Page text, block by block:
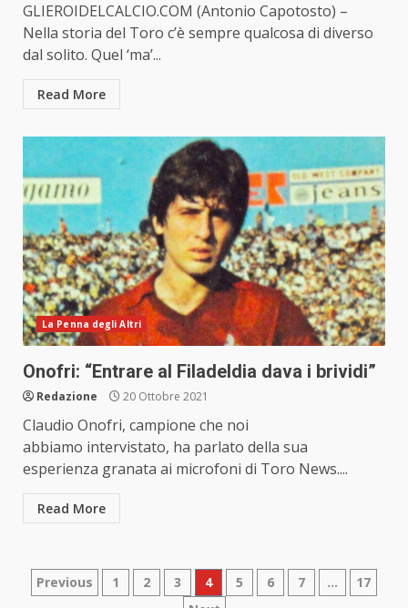
GLIEROIDELCALCIO.COM (Antonio Capotosto) –
Nella storia del Toro c’è sempre qualcosa di diverso
dal solito. Quel ‘ma’...
Read More
La Penna degli Altri
Onofri: “Entrare al Filadeldia dava i brividi”
Redazione 20 Ottobre 2021
Claudio Onofri, campione che noi
abbiamo intervistato, ha parlato della sua
esperienza granata ai microfoni di Toro News....
Read More
Paginazione
Previous 1 2 3 4 5 6 7 …
17